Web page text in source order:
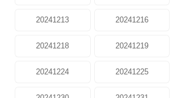
20241213 20241216
20241218 20241219
20241224 20241225